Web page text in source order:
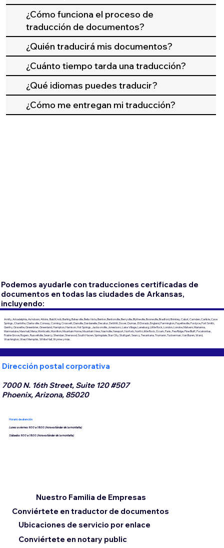
¿Cómo funciona el proceso de
traducción de documentos?
¿Quién traducirá mis documentos?
¿Cuánto tiempo tarda una traducción?
¿Qué idiomas puedes traducir?
¿Cómo me entregan mi traducción?
Podemos ayudarle con traducciones certificadas de
documentos en todas las ciudades de Arkansas,
incluyendo:
Amity, Arkadelphia, Ashdown, Atkins, Bald Knob, Barling, Batesville, Bella Vista, Benton, Bentonville, Berryville, Blytheville, Booneville, Bradford, Brinkley, Cabot, Camden, Carlisle, Cave
Springs, Charlotte, Clarksville, Conway, Corning, Crossett, Danville, Dardanelle, Decatur, DeWitt, Dover, Dumas, El Dorado, England, Farmington, Fayetteville, Fordyce, Fort Smith,
Gentry, Gravette, Greenbrier, Greenland, Hampton, Harrison, Hot Springs, Jacksonville, Jonesboro, Lake Village, Laneburg, Little Rock, London, Lonoke, Malvern, Marianna,
Marmaduke, Marshall, Mena, Monticello, Morrilton, Mountain Home, Mountain View, Nashville, Newport, Norfork, North Little Rock, Ozark, Paris, Pea Ridge, Pine Bluff, Pocahontas,
Prairie Grove, Rogers, Russellville, Searcy, Sheridan, Sherwood, South Haven, Springdale, Star City, Stuttgart, Searcy, Texarkana, Trumann, Tuckerman, Van Buren, Ward,
Washington, West Memphis, White Hall, Wynne y más.
Dirección postal corporativa
7000 N. 16th Street, Suite 120 #507
Phoenix, Arizona, 85020
Horario de atención
Lunes a viernes 9:00 a 18:00 (hora estándar de la montaña)
Sábados 9:00 a 18:00 (hora estándar de la montaña)
Conviértete en traductor de documentos
Ubicaciones de servicio por enlace
Nuestro Familia de Empresas
Conviértete en notary public